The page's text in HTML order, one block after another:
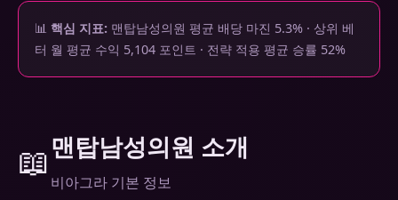
📊 핵심 지표: 맨탑남성의원 평균 배당 마진 5.3% · 상위 베
터 월 평균 수익 5,104 포인트 · 전략 적용 평균 승률 52%
📖맨탑남성의원 소개
비아그라 기본 정보